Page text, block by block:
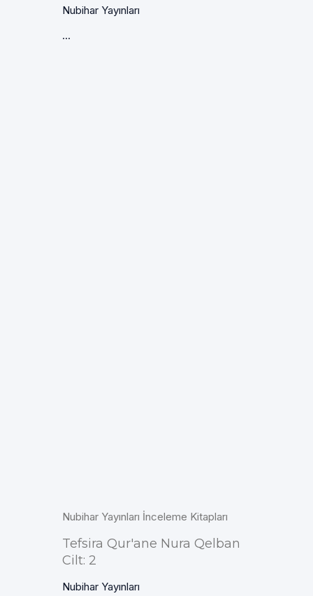
Nubihar Yayınları
...
Nubihar Yayınları İnceleme Kitapları
Tefsira Qur'ane Nura Qelban
Cilt: 2
Nubihar Yayınları